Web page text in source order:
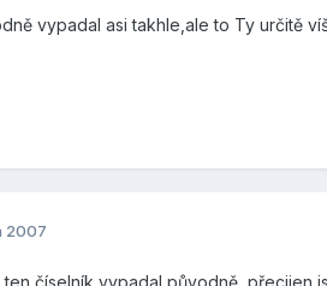
vypadal asi takhle,ale to Ty určitě
2007
číselník vypadal původně, přecijen